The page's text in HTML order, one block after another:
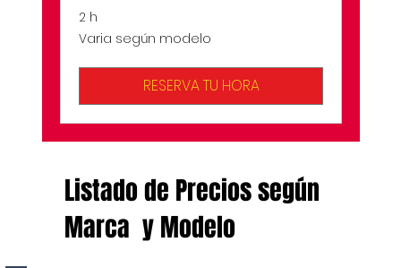
Listado de Precios según
Marca y Modelo
2 h
Varia
según
Varia según modelo
RESERVA TU HORA